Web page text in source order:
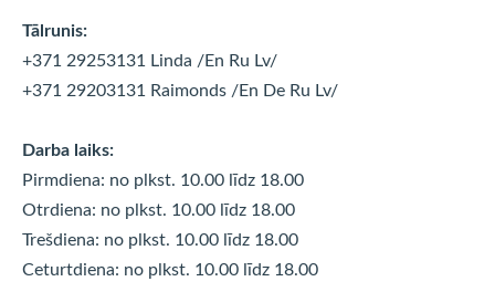
Tālrunis:
+371 29253131 Linda /En Ru Lv/
+371 29203131 Raimonds /En De Ru Lv/
Darba laiks:
Pirmdiena: no plkst. 10.00 līdz 18.00
Otrdiena: no plkst. 10.00 līdz 18.00
Trešdiena: no plkst. 10.00 līdz 18.00
Ceturtdiena: no plkst. 10.00 līdz 18.00